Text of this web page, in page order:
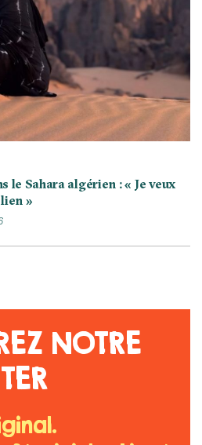
le Sahara algérien : « Je veux
»
NOTRE